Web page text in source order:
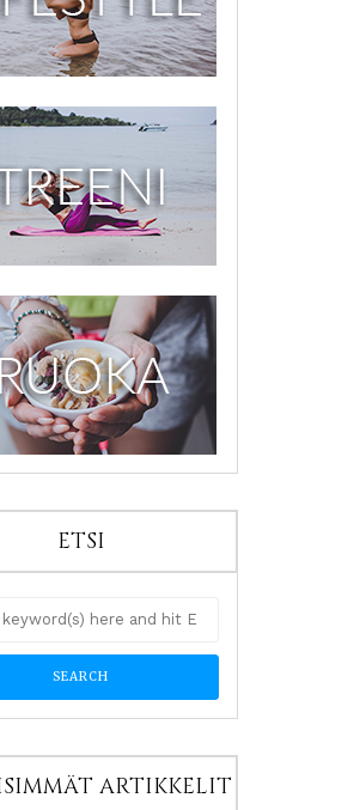
ETSI
ARTIKKELIT